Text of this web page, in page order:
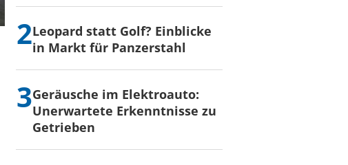
Leopard statt Golf? Einblicke
in Markt für Panzerstahl
Geräusche im Elektroauto:
Unerwartete Erkenntnisse zu
Getrieben